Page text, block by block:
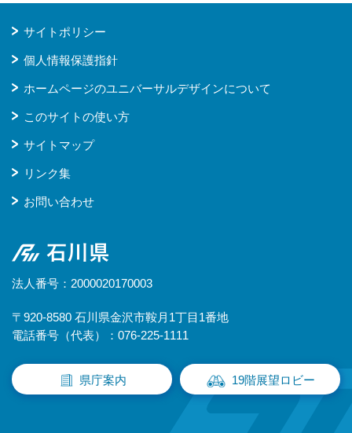
サイトポリシー
個人情報保護指針
ホームページのユニバーサルデザインについて
このサイトの使い方
サイトマップ
リンク集
お問い合わせ
石川県
法人番号：2000020170003
〒920-8580 石川県金沢市鞍月1丁目1番地
電話番号（代表）：076-225-1111
県庁案内 19階展望ロビー